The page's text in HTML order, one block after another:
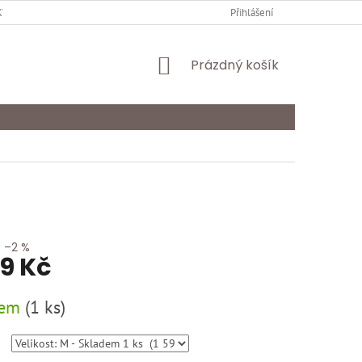
OCHRANY OSOBNÍCH ÚDAJŮ ODSTOUPENÍ OD
Přihlášení
NÁKUPNÍ
Prázdný košík
–2 %
Kč
(1 ks)